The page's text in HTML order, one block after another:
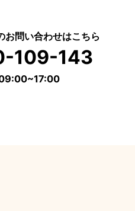
お問い合わせはこちら
109-143